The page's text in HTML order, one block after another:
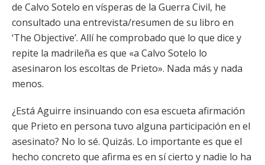
de Calvo Sotelo en vísperas de la Guerra Civil, he
consultado una entrevista/resumen de su libro en
‘The Objective’. Allí he comprobado que lo que dice y
repite la madrileña es que «a Calvo Sotelo lo
asesinaron los escoltas de Prieto». Nada más y nada
menos.
¿Está Aguirre insinuando con esa escueta afirmación
que Prieto en persona tuvo alguna participación en el
asesinato? No lo sé. Quizás. Lo importante es que el
hecho concreto que afirma es en sí cierto y nadie lo ha